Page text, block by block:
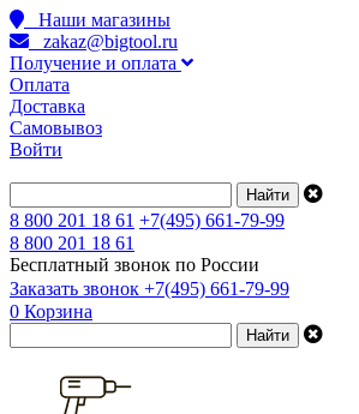
Наши магазины
zakaz@bigtool.ru
Получение и оплата
Оплата
Доставка
Самовывоз
Войти
8 800 201 18 61 +7(495) 661-79-99
8 800 201 18 61
Бесплатный звонок по России
Заказать звонок +7(495) 661-79-99
0 Корзина